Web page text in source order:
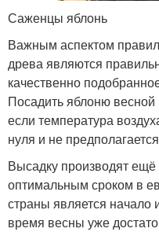
Саженцы яблонь
Важным аспектом
древа являются
качественно
Посадить яблоню
если температура
нуля и не
Высадку производят
оптимальным сроком в
страны является начало
время весны уже